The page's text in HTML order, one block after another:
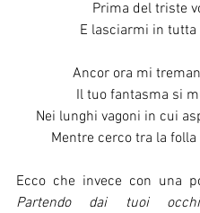
Prima del triste
E lasciarmi in tutta
Ancor ora mi
Il tuo fantasma si
Nei lunghi vagoni in cui
Mentre cerco tra la
Partendo dai tuoi occhi